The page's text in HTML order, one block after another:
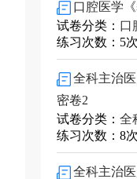
口腔医学
试卷分类： 口
练习次数：5次
全科主治
密卷2
试卷分类： 全
练习次数：8次
全科主治